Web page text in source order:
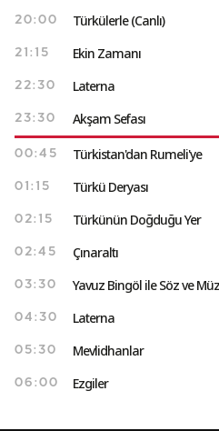
20:00 Türkülerle (Canlı)
21:15 Ekin Zamanı
22:30 Laterna
23:30 Akşam Sefası
00:45 Türkistan'dan Rumeli'ye
01:15 Türkü Deryası
02:15 Türkünün Doğduğu Yer
02:45 Çınaraltı
03:30 Yavuz Bingöl ile Söz ve
04:30 Laterna
05:30 Mevlidhanlar
06:00 Ezgiler